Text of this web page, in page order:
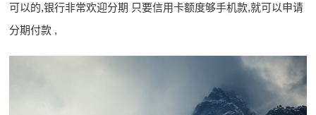
可以的,银行非常欢迎分期 只要信用卡额度够手机款,就可以申请
分期付款 ,